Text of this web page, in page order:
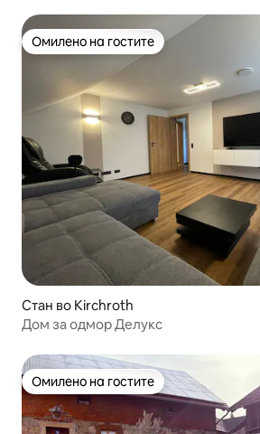
Омилено на гостите
Омилено на гостите
Стан во Kirchroth
Дом за одмор Делукс
Омилено на гостите
Омилено на гостите